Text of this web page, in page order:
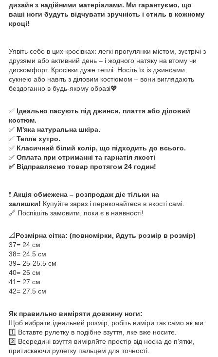
дизайн з надійними матеріалами. Ми гарантуємо, що
ваші ноги будуть відчувати зручність і стиль в кожному
кроці!
Уявіть себе в цих кросівках: легкі прогулянки містом, зустрічі з
друзями або активний день – і жодного натяку на втому чи
дискомфорт. Кросівки дуже теплі. Носіть їх із джинсами,
сукнею або навіть з діловим костюмом – вони виглядають
бездоганно в будь-якому образі💖
✅ Ідеально пасують під джинси, плаття або діловий
костюм.
✅ М'яка натуральна шкіра.
✅ Тепле хутро.
✅ Класичний білий колір, що підходить до всього.
✅ Оплата при отриманні та гарнатія якості
✅ Відправляємо товар протягом 24 годин!
❗ Акція обмежена – розпродаж діє тільки на
залишки! Купуйте зараз і переконайтеся в якості самі.
🔗 Поспішіть замовити, поки є в наявності!
📐Розмірна сітка: (повномірки, йдуть розмір в розмір)
37= 24 см
38= 24.5 см
39= 25-25.5 см
40= 26 см
41= 27 см
42= 27.5 см
Як правильно виміряти довжину ноги:
Щоб вибрати ідеальний розмір, робіть виміри так само як ми:
1️⃣ Вставте рулетку в подібне взуття, яке вже носите.
2️⃣ Всередині взуття виміряйте простір від носка до п’ятки,
притискаючи рулетку пальцем для точності.